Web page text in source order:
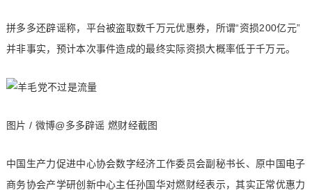
拼多多还辟谣称，平台被盗取数千万元优惠券，所谓“资损200亿元”
并非事实，预计本次事件造成的最终实际资损大概率低于千万元。
图片 / 微博@多多辟谣 燃财经截图
中国生产力促进中心协会数字经济工作委员会副秘书长、原中国电子
商务协会产学研创新中心主任孙国华对燃财经表示，其实正常优惠力